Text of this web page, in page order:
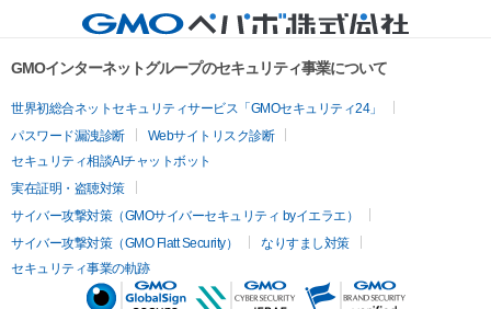
GMOインターネットグループのセキュリティ事業について
世界初総合ネットセキュリティサービス「GMOセキュリティ24」
パスワード漏洩診断
Webサイトリスク診断
セキュリティ相談AIチャットボット
実在証明・盗聴対策
サイバー攻撃対策（GMOサイバーセキュリティ byイエラエ）
サイバー攻撃対策（GMO Flatt Security）
なりすまし対策
セキュリティ事業の軌跡